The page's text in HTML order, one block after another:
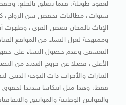
سنوات، مطالبات بخفض سن الزواج،
الإناث بالمجان ببعض القرى، وظهرت
وممنهجة لعزل النساء من المواقع
التعسفى وعدم حصول النساء على
الأعلى، فضلا عن خروج العديد من
التيارات والأحزاب ذات التوجه الدينى
فقط، وهذا مثل انتكاسا شديدا لحقوق
والقوانين الوطنية والمواثيق